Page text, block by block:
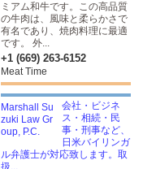
ミアム和牛です。この高品質
の牛肉は、風味と柔らかさで
有名であり、焼肉料理に最適
です。 外...
+1 (669) 263-6152
Meat Time
会社・ビジネ
ス・相続・民
事・刑事など、
日米バイリンガ
ル弁護士が対応致します。取
扱...